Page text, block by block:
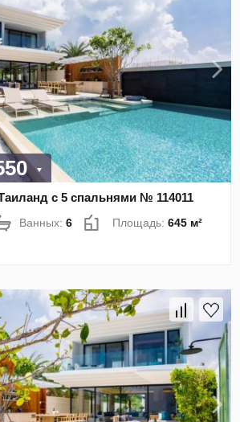
с 5 спальнями № 114011
Ванных:6 Площадь:645 м²